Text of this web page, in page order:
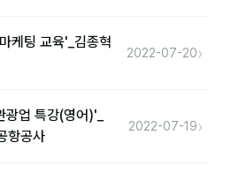
케팅 교육'_김종혁
2022-07-20›
업 특강(영어)'_
항공사
2022-07-19›